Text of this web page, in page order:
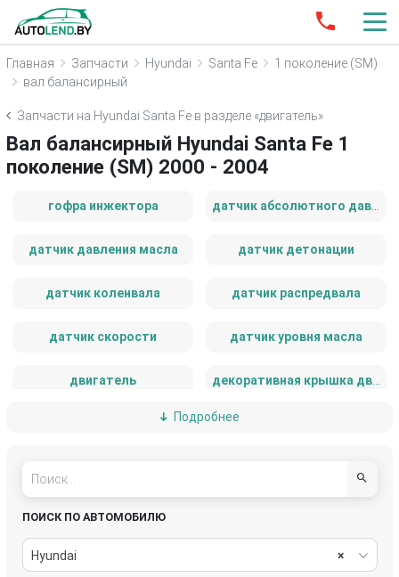
Главная Запчасти Hyundai Santa Fe
1 поколение (SM)
вал балансирный
Запчасти на Hyundai Santa Fe в разделе «двигатель»
Вал балансирный Hyundai Santa Fe 1
поколение (SM) 2000 - 2004
гофра инжектора
датчик давления масла датчик детонации
датчик коленвала датчик распредвала
датчик скорости датчик уровня масла
двигатель
защита (кожух) ремня ГРМ
коллектор впускной
Подробнее
ПОИСК ПО АВТОМОБИЛЮ
×
Hyundai